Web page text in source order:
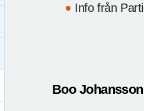
Info från
Boo